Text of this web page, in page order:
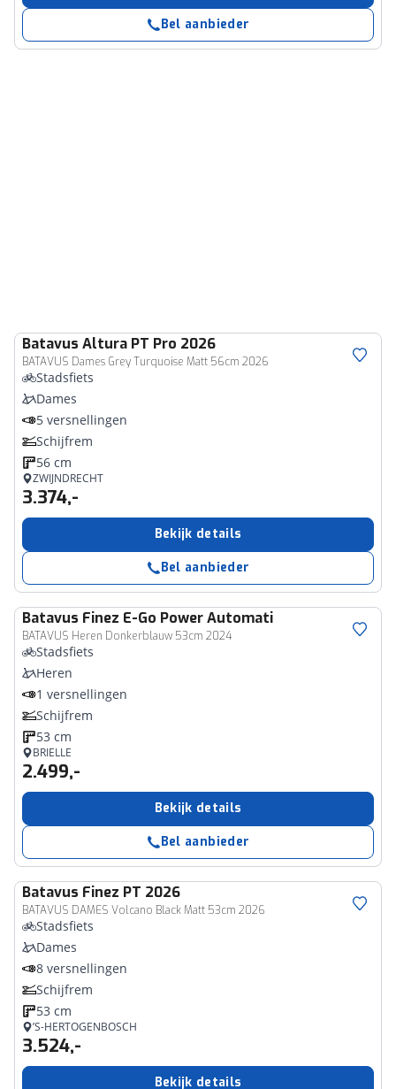
Bel aanbieder
Batavus Altura PT Pro 2026
BATAVUS Dames Grey Turquoise Matt 56cm 2026
Stadsfiets
Dames
5 versnellingen
Schijfrem
56 cm
ZWIJNDRECHT
3.374,-
Bekijk details
Bel aanbieder
Batavus Finez E-Go Power Automati
BATAVUS Heren Donkerblauw 53cm 2024
Stadsfiets
Heren
1 versnellingen
Schijfrem
53 cm
BRIELLE
2.499,-
Bekijk details
Bel aanbieder
Batavus Finez PT 2026
BATAVUS DAMES Volcano Black Matt 53cm 2026
Stadsfiets
Dames
8 versnellingen
Schijfrem
53 cm
’S-HERTOGENBOSCH
3.524,-
Bekijk details